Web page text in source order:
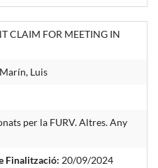
CLAIM FOR MEETING IN
Luis
per la FURV. Altres. Any
Finalització: 20/09/2024